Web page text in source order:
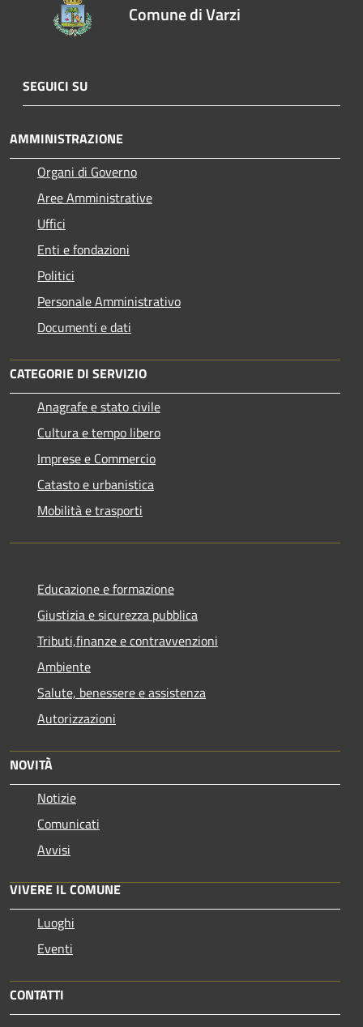
Comune di Varzi
SEGUICI SU
AMMINISTRAZIONE
Organi di Governo
Aree Amministrative
Uffici
Enti e fondazioni
Politici
Personale Amministrativo
Documenti e dati
CATEGORIE DI SERVIZIO
Anagrafe e stato civile
Cultura e tempo libero
Imprese e Commercio
Catasto e urbanistica
Mobilità e trasporti
Educazione e formazione
Giustizia e sicurezza pubblica
Tributi,finanze e contravvenzioni
Ambiente
Salute, benessere e assistenza
Autorizzazioni
NOVITÀ
Notizie
Comunicati
Avvisi
VIVERE IL COMUNE
Luoghi
Eventi
CONTATTI